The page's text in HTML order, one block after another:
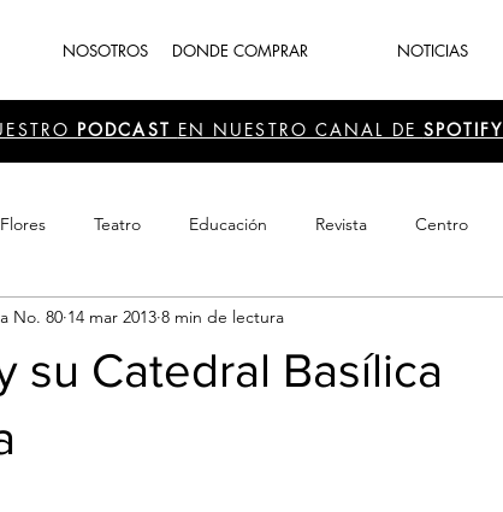
NOSOTROS DONDE COMPRAR NOTICIAS
PODCAST EN NUESTRO CANAL DE SPOTIFY
Teatro Educación Revista Centro
Recreación Navidad periodismo
su Catedral Basílica
No. 80 14 mar 2013 8 min de lectura